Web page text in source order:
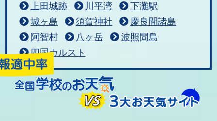
上田城跡
川平湾
下灘駅
城ヶ島
須賀神社
慶良間諸島
阿智村
八ヶ岳
波照間島
四国カルスト